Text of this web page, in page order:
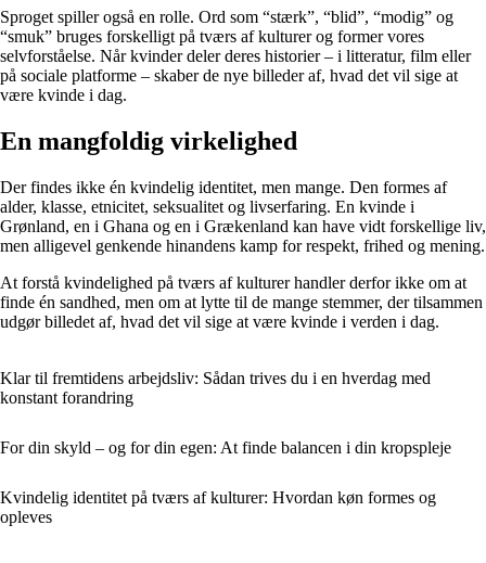
Sproget spiller også en rolle. Ord som “stærk”, “blid”, “modig” og
“smuk” bruges forskelligt på tværs af kulturer og former vores
selvforståelse. Når kvinder deler deres historier – i litteratur, film eller
på sociale platforme – skaber de nye billeder af, hvad det vil sige at
være kvinde i dag.
En mangfoldig virkelighed
Der findes ikke én kvindelig identitet, men mange. Den formes af
alder, klasse, etnicitet, seksualitet og livserfaring. En kvinde i
Grønland, en i Ghana og en i Grækenland kan have vidt forskellige liv,
men alligevel genkende hinandens kamp for respekt, frihed og mening.
At forstå kvindelighed på tværs af kulturer handler derfor ikke om at
finde én sandhed, men om at lytte til de mange stemmer, der tilsammen
udgør billedet af, hvad det vil sige at være kvinde i verden i dag.
Klar til fremtidens arbejdsliv: Sådan trives du i en hverdag med
konstant forandring
For din skyld – og for din egen: At finde balancen i din kropspleje
Kvindelig identitet på tværs af kulturer: Hvordan køn formes og
opleves